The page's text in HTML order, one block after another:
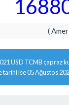
(
USD TCMB çapraz
tarihi ise 05 Ağustos